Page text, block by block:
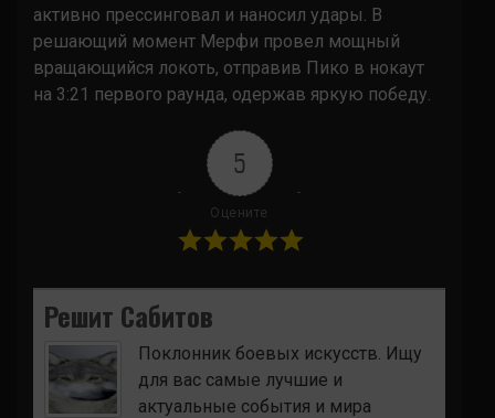
активно прессинговал и наносил удары. В
решающий момент Мерфи провел мощный
вращающийся локоть, отправив Пико в нокаут
на 3:21 первого раунда, одержав яркую победу.
5
Оцените
Решит Сабитов
Поклонник боевых искусств. Ищу
для вас самые лучшие и
актуальные события и мира